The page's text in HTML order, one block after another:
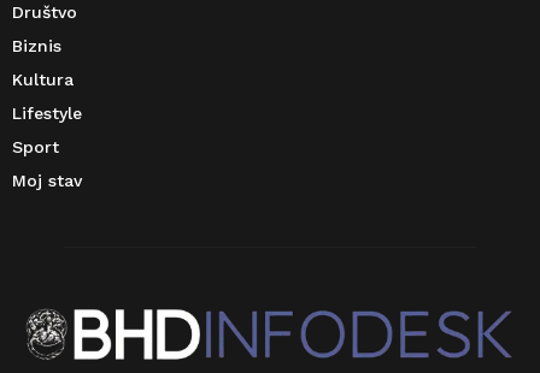
Društvo
Biznis
Kultura
Lifestyle
Sport
Moj stav